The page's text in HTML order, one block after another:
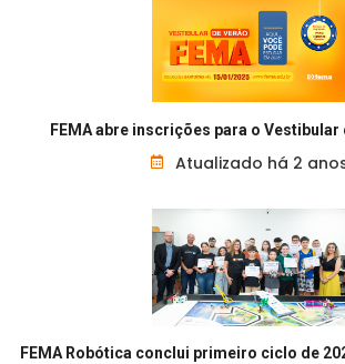
FEMA abre inscrições para o Vestibular
Atualizado há 2
FEMA Robótica conclui primeiro ciclo de